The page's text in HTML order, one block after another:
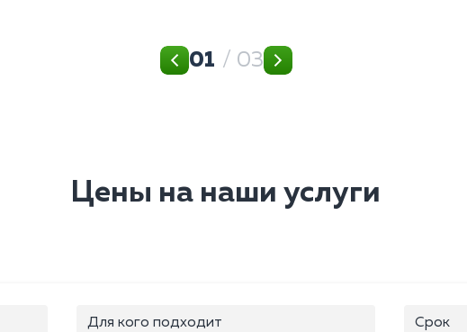
01 / 03
Цены на наши услуги
Для кого подходит Срок